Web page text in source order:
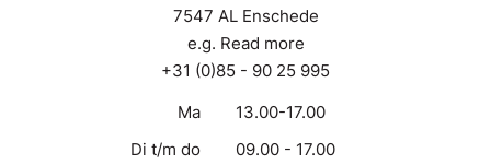
7547 AL Enschede
e.g. Read more
+31 (0)85 - 90 25 995
Ma
13.00-17.00
Di t/m do
09.00 - 17.00